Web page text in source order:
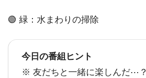
🟢 緑：水まわりの掃除
今日の番組ヒント
※ 友だちと一緒に楽しんだ⋯？